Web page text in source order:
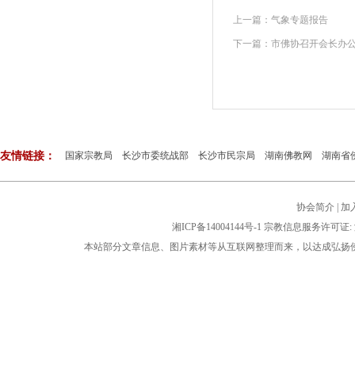
上一篇： 气象专题报告
下一篇： 市佛协召开会长办
友情链接： 国家宗教局 长沙市委统战部 长沙市民宗局 湖南佛教网 湖南省
协会简介
加
湘ICP备14004144号-1 宗教信息服务许可证:
本站部分文章信息、图片素材等从互联网整理而来，以达成弘